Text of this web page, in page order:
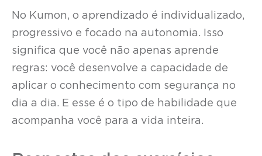
No Kumon, o aprendizado é individualizado,
progressivo e focado na autonomia. Isso
significa que você não apenas aprende
regras: você desenvolve a capacidade de
aplicar o conhecimento com segurança no
dia a dia. E esse é o tipo de habilidade que
acompanha você para a vida inteira.